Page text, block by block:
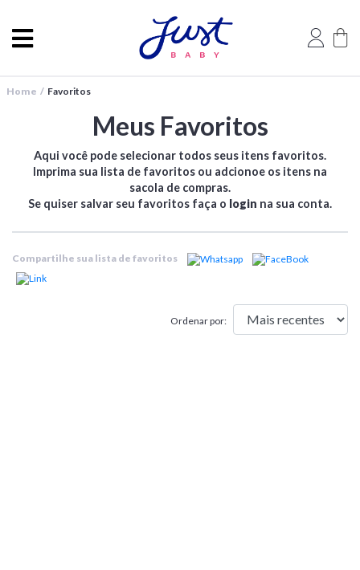
Home / Favoritos
Meus Favoritos
Aqui você pode selecionar todos seus itens favoritos.
Imprima sua lista de favoritos ou adcionoe os itens na
sacola de compras.
Se quiser salvar seu favoritos faça o login na sua conta.
Compartilhe sua lista de favoritos
Ordenar por: